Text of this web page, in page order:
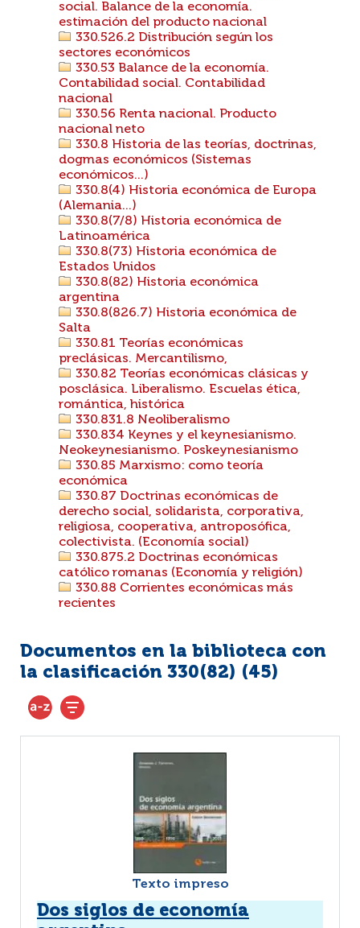
social. Balance de la economía.
estimación del producto nacional
330.526.2 Distribución según los
sectores económicos
330.53 Balance de la economía.
Contabilidad social. Contabilidad
nacional
330.56 Renta nacional. Producto
nacional neto
330.8 Historia de las teorías, doctrinas,
dogmas económicos (Sistemas
económicos...)
330.8(4) Historia económica de Europa
(Alemania...)
330.8(7/8) Historia económica de
Latinoamérica
330.8(73) Historia económica de
Estados Unidos
330.8(82) Historia económica
argentina
330.8(826.7) Historia económica de
Salta
330.81 Teorías económicas
preclásicas. Mercantilismo,
330.82 Teorías económicas clásicas y
posclásica. Liberalismo. Escuelas ética,
romántica, histórica
330.831.8 Neoliberalismo
330.834 Keynes y el keynesianismo.
Neokeynesianismo. Poskeynesianismo
330.85 Marxismo: como teoría
económica
330.87 Doctrinas económicas de
derecho social, solidarista, corporativa,
religiosa, cooperativa, antroposófica,
colectivista. (Economía social)
330.875.2 Doctrinas económicas
católico romanas (Economía y religión)
330.88 Corrientes económicas más
recientes
Documentos en la biblioteca con
la clasificación 330(82) (45)
Texto impreso
Dos siglos de economía